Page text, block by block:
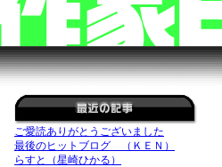
ご愛読ありがとうございました
最後のヒットブログ （ＫＥＮ）
らすと（星崎ひかる）